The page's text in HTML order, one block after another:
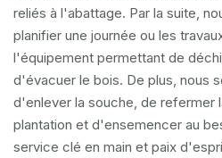
reliés à l'abattage. Par la suite,
planifier une journée ou les
l'équipement permettant de
d'évacuer le bois. De plus, nous
d'enlever la souche, de refermer
plantation et d'ensemencer au
service clé en main et paix